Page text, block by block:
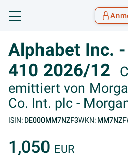
Toggle navigation
Alphabet Inc. -
410 2026/12
emittiert von
Co. Int. plc -
ISIN: DE000MM7NZF3WKN: MM7NZF
1,050 EUR